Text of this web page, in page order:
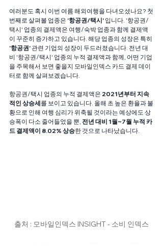
여러분도 혹시 이번 여름 해외여행을 다녀오셨나요? 첫
번째로 살펴볼 업종은 '항공권/택시' 입니다. '항공권/
택시' 업종의 결제액은 여행/숙박 업종과 함께 결제액
이 꾸준히 증가하고 있습니다. 해당 업종의 성장은 특히
'항공권' 관련 기업의 성장이 두드러졌습니다. 전년 대
비 '항공권/택시' 업종의 누적 결제액과 함께, 어떤 기업
을 주목해서 보면 좋을지 모바일인덱스 카드 결제 데이
터로 함께 살펴보겠습니다.
항공권/택시 업종의 누적 결제액은 2021년부터 지속
적인 상승세를 보이고 있습니다. 올해 초 높은 환율과 불
황으로 인해 여행 심리가 위축될 것이라는 예상에도 상
승폭이 다소 줄어들었을 뿐, 전년 대비 1월~7월 누적 카
드 결제액이 8.02% 상승한 것으로 나타났습니다.
출처 : 모바일인덱스 INSIGHT - 소비 인덱스